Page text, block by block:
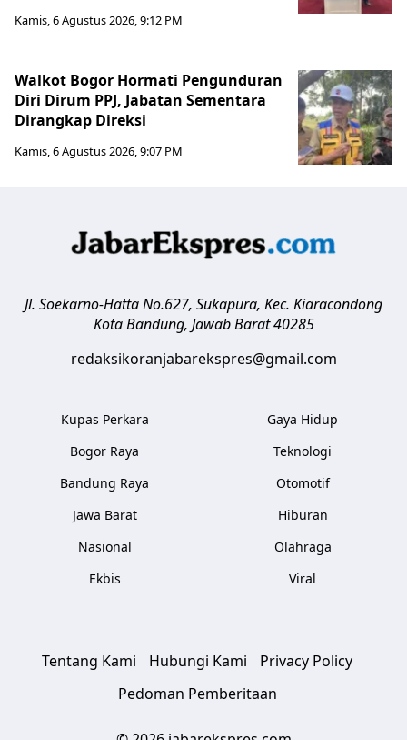
Kamis, 6 Agustus 2026, 9:12 PM
Walkot Bogor Hormati Pengunduran
Diri Dirum PPJ, Jabatan Sementara
Dirangkap Direksi
Kamis, 6 Agustus 2026, 9:07 PM
Jl. Soekarno-Hatta No.627, Sukapura, Kec. Kiaracondong
Kota Bandung, Jawab Barat 40285
redaksikoranjabarekspres@gmail.com
Kupas Perkara
Bogor Raya
Bandung Raya
Jawa Barat
Nasional
Ekbis
Gaya Hidup
Teknologi
Otomotif
Hiburan
Olahraga
Viral
Tentang Kami Hubungi Kami
Privacy Policy
Pedoman Pemberitaan